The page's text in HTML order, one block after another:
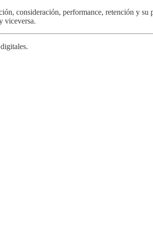
consideración, performance, retención y
viceversa.